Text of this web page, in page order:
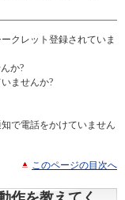
クレット登録されていま
か?
ませんか?
で電話をかけていません
このページの目次へ